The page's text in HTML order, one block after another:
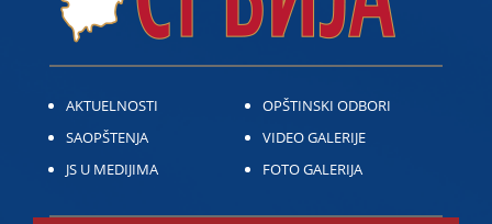
AKTUELNOSTI
SAOPŠTENJA
JS U MEDIJIMA
OPŠTINSKI ODBORI
VIDEO GALERIJE
FOTO GALERIJA